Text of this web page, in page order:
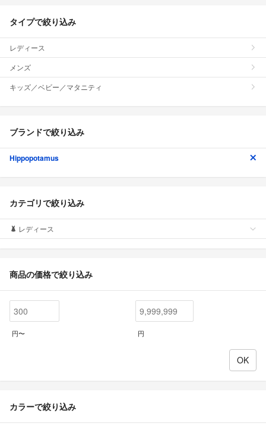
タイプで絞り込み
レディース
メンズ
キッズ／ベビー／マタニティ
ブランドで絞り込み
Hippopotamus
カテゴリで絞り込み
レディース
商品の価格で絞り込み
円〜 円
カラーで絞り込み